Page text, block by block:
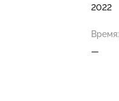
2022
Время:
—